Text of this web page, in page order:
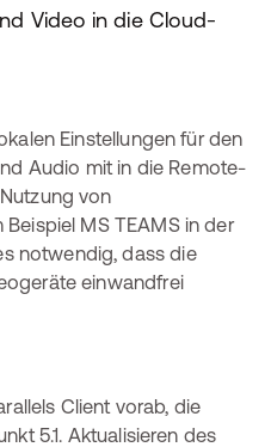
Video in die Cloud-
Einstellungen für den
Audio mit in die Remote-
von
MS TEAMS in der
notwendig, dass die
einwandfrei
Client vorab, die
5.1. Aktualisieren des